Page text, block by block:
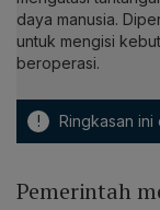
daya manusia.
untuk mengisi
beroperasi.
! Ringkasan ini
Pemerintah